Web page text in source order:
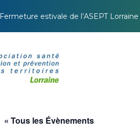
Fermeture estivale de l’ASEPT Lorraine
« Tous les Évènements